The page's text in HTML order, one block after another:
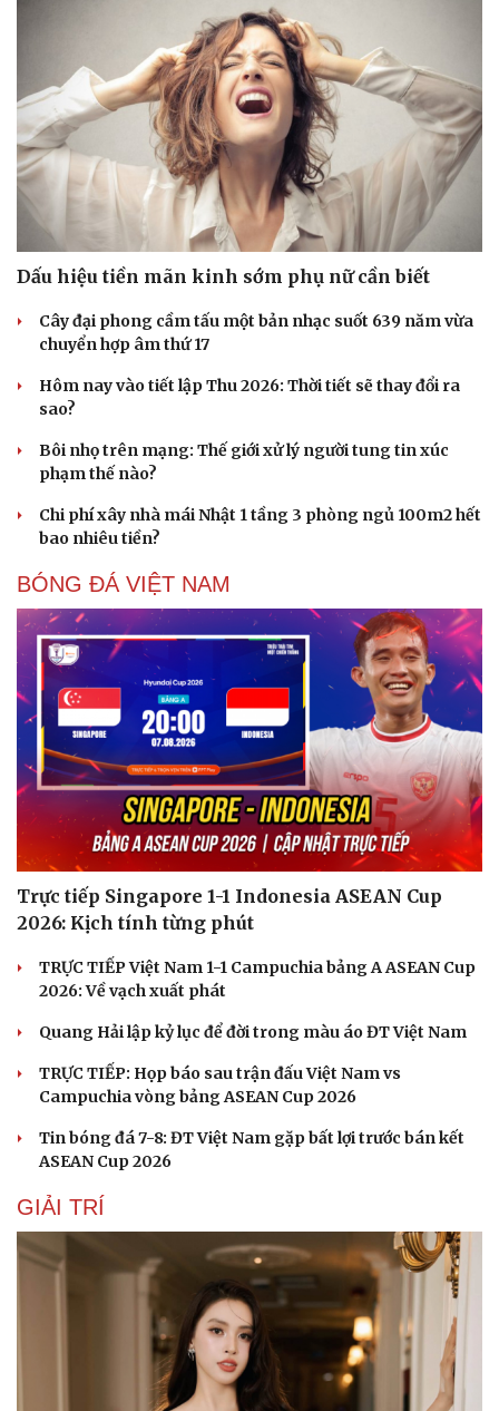
Doanh nghiệp
Thông tin doanh nghiệp
Doanh nghiệp 24h
Doanh nhân
Vì cộng đồng
Công nghệ
Sành điệu
Tin Công nghệ
Trải nghiệm
Chuyển đổi số
Dấu hiệu tiền mãn kinh sớm phụ nữ cần biết
Cây đại phong cầm tấu một bản nhạc suốt 639 năm vừa
chuyển hợp âm thứ 17
Hôm nay vào tiết lập Thu 2026: Thời tiết sẽ thay đổi ra
sao?
Bôi nhọ trên mạng: Thế giới xử lý người tung tin xúc
phạm thế nào?
Chi phí xây nhà mái Nhật 1 tầng 3 phòng ngủ 100m2 hết
bao nhiêu tiền?
BÓNG ĐÁ VIỆT NAM
Trực tiếp Singapore 1-1 Indonesia ASEAN Cup
2026: Kịch tính từng phút
TRỰC TIẾP Việt Nam 1-1 Campuchia bảng A ASEAN Cup
2026: Về vạch xuất phát
Quang Hải lập kỷ lục để đời trong màu áo ĐT Việt Nam
TRỰC TIẾP: Họp báo sau trận đấu Việt Nam vs
Campuchia vòng bảng ASEAN Cup 2026
Tin bóng đá 7-8: ĐT Việt Nam gặp bất lợi trước bán kết
ASEAN Cup 2026
GIẢI TRÍ